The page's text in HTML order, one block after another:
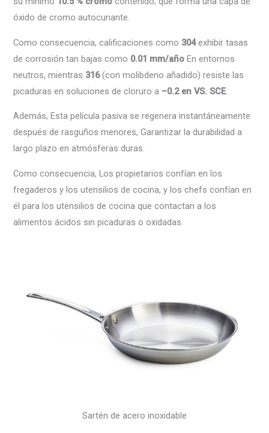
óxido de cromo autocuriante.
Como consecuencia, calificaciones como 304exhibir tasas
de corrosión tan bajas como 0.01 mm/año En entornos
neutros, mientras 316(con molibdeno añadido) resiste las
picaduras en soluciones de cloruro a –0.2 en VS. SCE.
Además, Esta película pasiva se regenera instantáneamente
después de rasguños menores, Garantizar la durabilidad a
largo plazo en atmósferas duras.
Como consecuencia, Los propietarios confían en los
fregaderos y los utensilios de cocina, y los chefs confían en
él para los utensilios de cocina que contactan a los
alimentos ácidos sin picaduras o oxidadas.
Sartén de acero inoxidable